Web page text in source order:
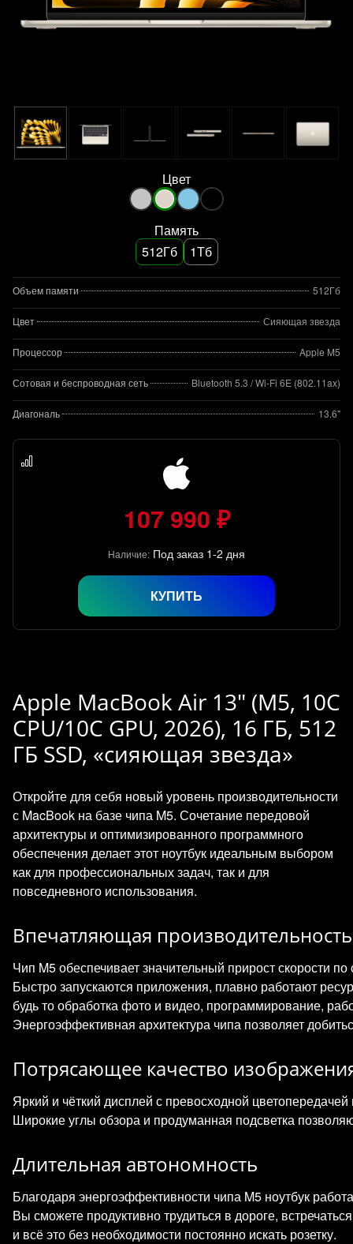
Цвет
Память
512Гб
1Тб
Объем памяти 512Гб
Цвет Сияющая звезда
Процессор Apple M5
Сотовая и беспроводная сеть Bluetooth 5.3 / Wi-Fi 6E (802.11ax)
Диагональ 13.6"
107 990 ₽
Наличие: Под заказ 1-2 дня
КУПИТЬ
Apple MacBook Air 13" (M5, 10C
CPU/10C GPU, 2026), 16 ГБ, 512
ГБ SSD, «сияющая звезда»
Откройте для себя новый уровень производительности
с MacBook на базе чипа M5. Сочетание передовой
архитектуры и оптимизированного программного
обеспечения делает этот ноутбук идеальным выбором
как для профессиональных задач, так и для
повседневного использования.
Впечатляющая производительность
Чип M5 обеспечивает значительный прирост скорости
Быстро запускаются приложения, плавно работают
будь то обработка фото и видео, программирование,
Энергоэффективная архитектура чипа позволяет
Потрясающее качество
Яркий и чёткий дисплей с превосходной
Широкие углы обзора и продуманная подсветка
Длительная автономность
Благодаря энергоэффективности чипа M5 ноутбук
Вы сможете продуктивно трудиться в дороге,
и всё это без необходимости постоянно искать розетку.